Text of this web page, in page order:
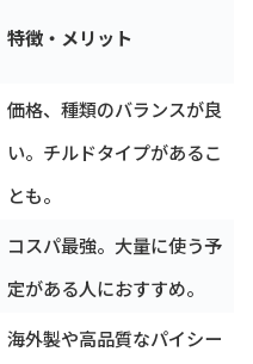
特徴・メリット
価格、種類のバランスが良
い。チルドタイプがあるこ
とも。
コスパ最強。大量に使う予
定がある人におすすめ。
海外製や高品質なパイシー